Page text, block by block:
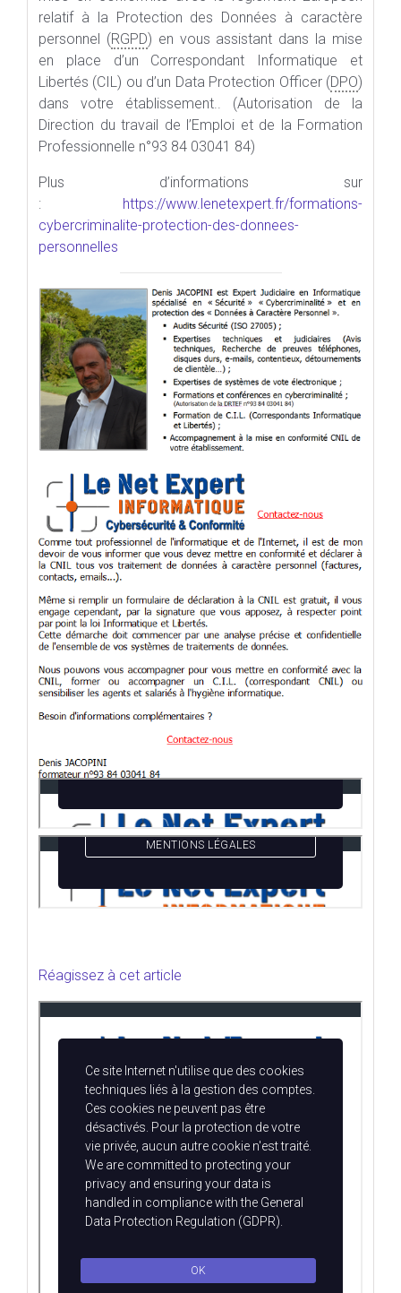
relatif à la Protection des Données à caractère
personnel (RGPD) en vous assistant dans la mise
en place d’un Correspondant Informatique et
Libertés (CIL) ou d’un Data Protection Officer (DPO)
dans votre établissement.. (Autorisation de la
Direction du travail de l’Emploi et de la Formation
Professionnelle n°93 84 03041 84)
Plus d’informations sur
: https://www.lenetexpert.fr/formations-
cybercriminalite-protection-des-donnees-
personnelles
Réagissez à cet article